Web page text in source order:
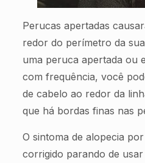
Perucas apertadas
redor do perímetro da
uma peruca apertada ou
com frequência, você
de cabelo ao redor da
que há bordas finas nas
O sintoma de alopecia
corrigido parando de